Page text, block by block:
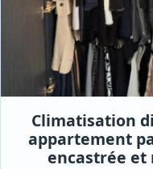
Climatisation
appartement
encastrée et